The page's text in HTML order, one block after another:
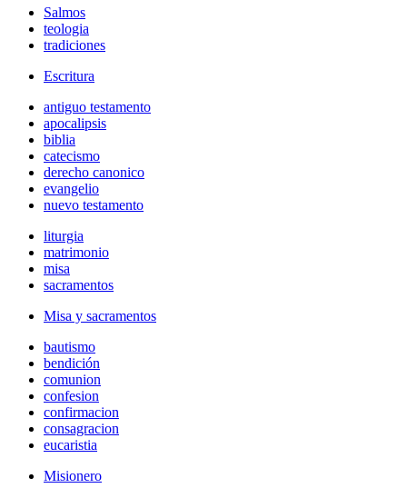
Salmos
teologia
tradiciones
Escritura
antiguo testamento
apocalipsis
biblia
catecismo
derecho canonico
evangelio
nuevo testamento
liturgia
matrimonio
misa
sacramentos
Misa y sacramentos
bautismo
bendición
comunion
confesion
confirmacion
consagracion
eucaristia
Misionero